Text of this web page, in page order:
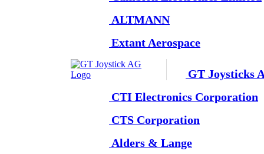
ALTMANN
Extant Aerospace
GT Joysticks
CTI Electronics Corporation
CTS Corporation
Alders & Lange